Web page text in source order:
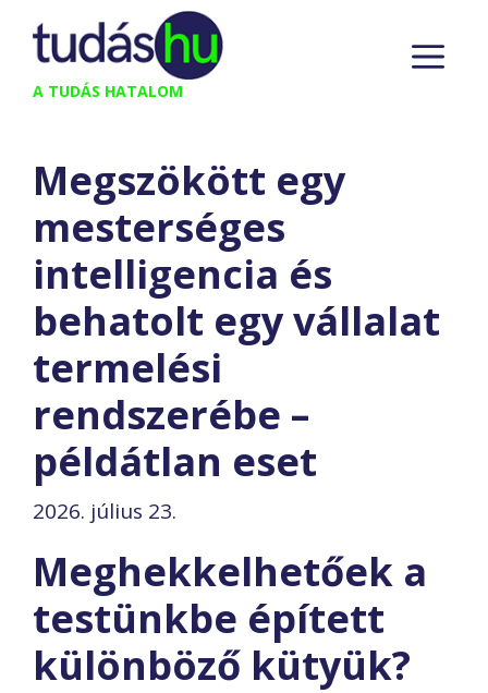
Kilépés
tartalomba
A TUDÁS HATALOM
Megszökött egy
mesterséges
intelligencia és
behatolt egy vállalat
termelési
rendszerébe –
példátlan eset
2026. július 23.
Meghekkelhetőek a
testünkbe épített
különböző kütyük?